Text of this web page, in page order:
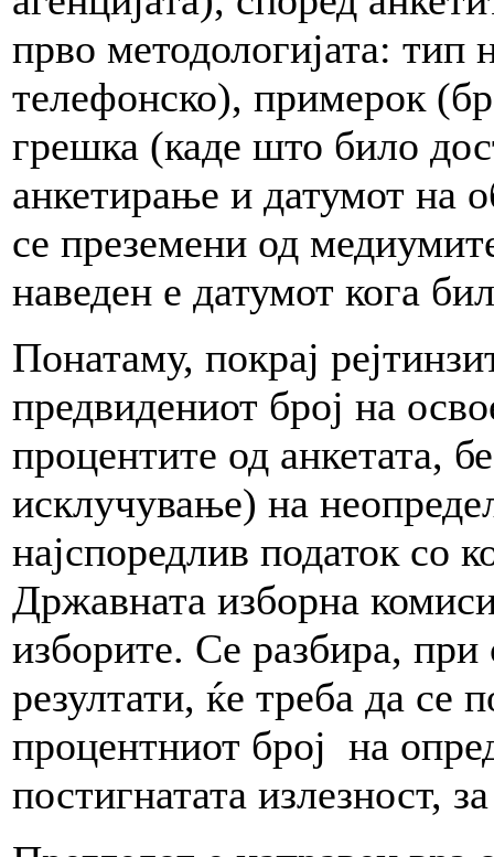
прво методологијата:
телефонско), примерок
грешка (каде што било
анкетирање и датумот на
се преземени од
наведен е датумот кога
Понатаму, покрај
предвидениот број на
процентите од анкетата,
исклучување) на
најспоредлив податок со
Државната изборна
изборите. Се разбира,
резултати, ќе треба да се
процентниот број на
постигнатата излезност,